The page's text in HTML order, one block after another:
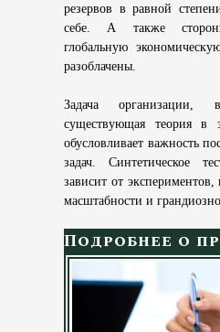
резервов в равной
себе. А также
глобальную
разоблачены.
Задача
существующая теория в
обусловливает важность
задач. Синтетическое
зависит от
масштабности и
Подробнее о